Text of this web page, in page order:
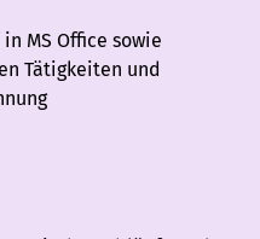
MS Office sowie
Tätigkeiten und